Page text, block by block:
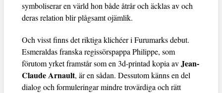
symboliserar en värld hon både åtrår och äcklas av och
deras relation blir plågsamt ojämlik.
Och visst finns det riktiga klichéer i Furumarks debut.
Esmeraldas franska regissörspappa Philippe, som
förutom yrket framstår som en 3d-printad kopia avJean-
Claude Arnault, är en sådan. Dessutom känns en del
dialog och formuleringar mindre trovärdiga och rätt